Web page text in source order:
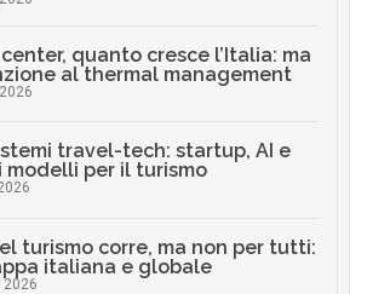
quanto cresce l’Italia: ma
al thermal management
travel-tech: startup, AI e
modelli per il turismo
turismo corre, ma non per tutti:
italiana e globale
2026